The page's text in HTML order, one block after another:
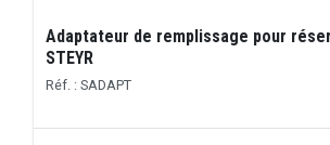
Adaptateur de remplissage pour
STEYR
Réf. : SADAPT